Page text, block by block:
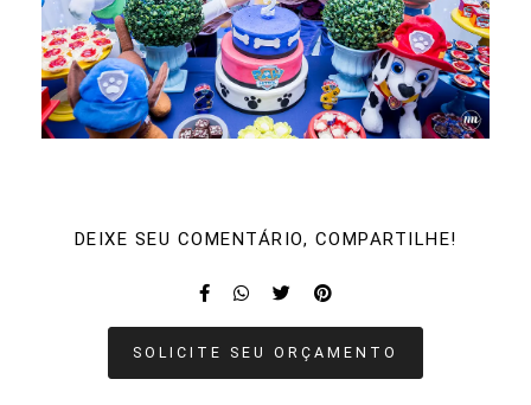
DEIXE SEU COMENTÁRIO, COMPARTILHE!
SOLICITE SEU ORÇAMENTO